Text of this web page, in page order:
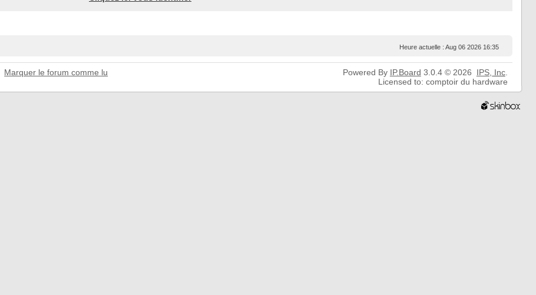
Heure actuelle : Aug 06 2026 16:35
Marquer le forum comme lu Powered By IP.Board 3.0.4 © 2026 IPS, Inc.
Licensed to: comptoir du hardware